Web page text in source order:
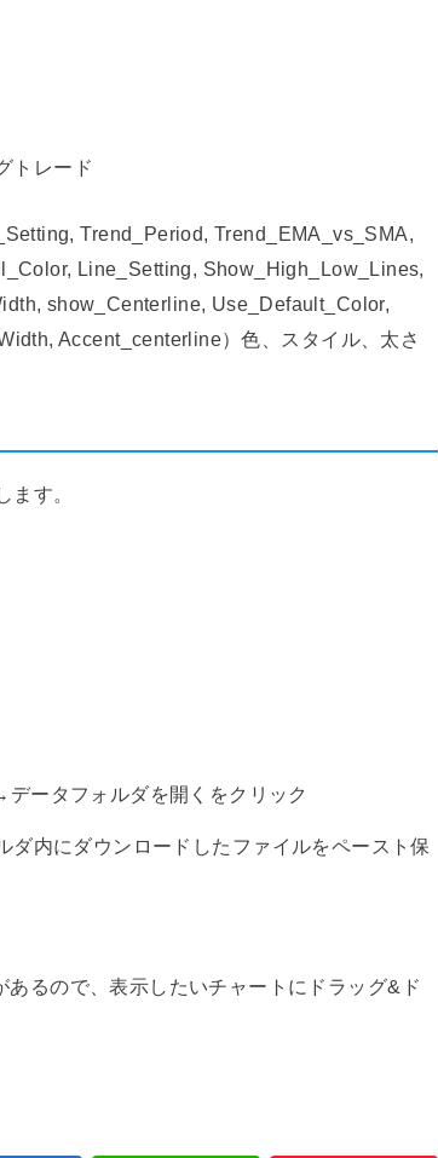
トレード
Trend_Period, Trend_EMA_vs_SMA,
Line_Setting, Show_High_Low_Lines,
show_Centerline, Use_Default_Color,
Accent_centerline）色、スタイル、太さ
す。
ータフォルダを開くをクリック
ダ内にダウンロードしたファイルをペースト保
るので、表示したいチャートにドラッグ&ド